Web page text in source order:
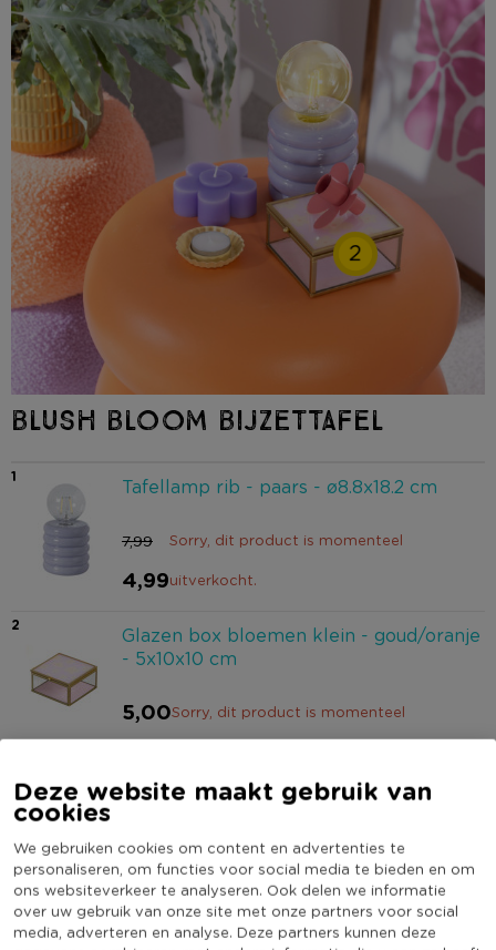
Deze website maakt gebruik van
cookies
We gebruiken cookies om content en advertenties te
personaliseren, om functies voor social media te bieden en om
ons websiteverkeer te analyseren. Ook delen we informatie
over uw gebruik van onze site met onze partners voor social
media, adverteren en analyse. Deze partners kunnen deze
2
BLUSH BLOOM BIJZETTAFEL
1 Tafellamp rib - paars - ø8.8x18.2 cm
7,99
4,99
Sorry, dit product is momenteel
uitverkocht.
2
Glazen box bloemen klein - goud/oranje
- 5x10x10 cm
5,00Sorry, dit product is momenteel
3
Kaars bloemen - diverse varianten -
2,49Sorry, dit product is momenteel
uitverkocht.